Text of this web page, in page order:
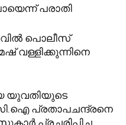
പരാതി
പൊലീസ്
വള്ളിക്കുന്നിനെ
യുവതിയുടെ
പ്രതാപചന്ദ്രനെ